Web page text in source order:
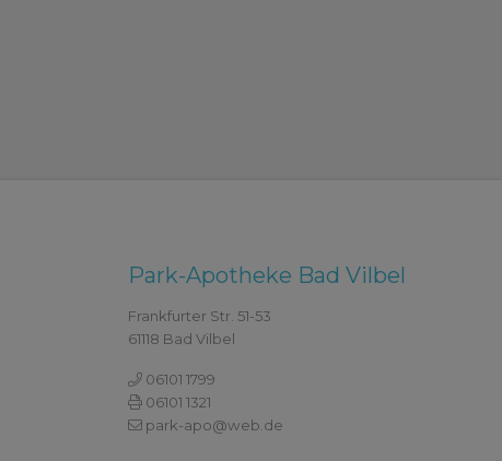
Park-Apotheke Bad Vilbel
Frankfurter Str. 51-53
61118 Bad Vilbel
06101 1799
06101 1321
park-apo@web.de